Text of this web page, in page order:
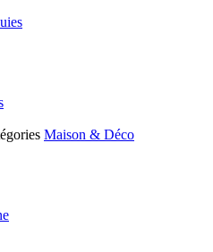
Maison & Déco